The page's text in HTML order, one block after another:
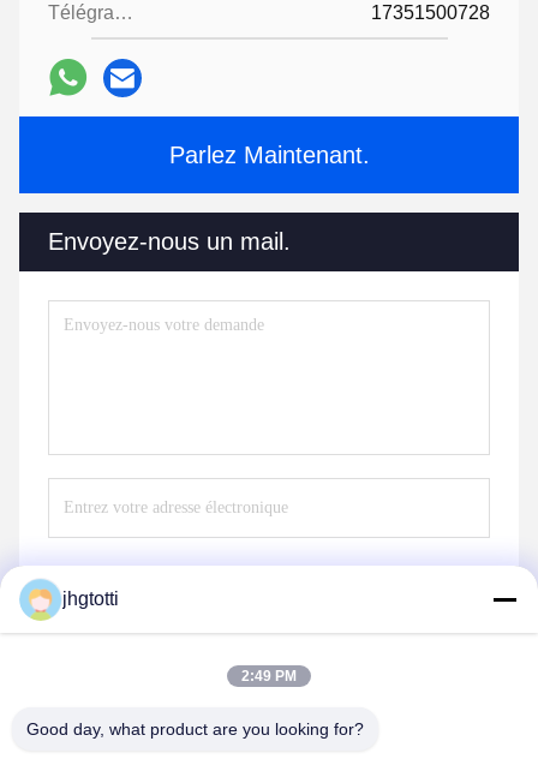
Télégramme: 17351500728
Parlez Maintenant.
Envoyez-nous un mail.
jhgtotti
2:49 PM
Good day, what product are you looking for?